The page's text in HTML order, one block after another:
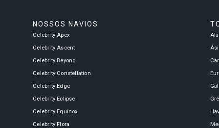
NOSSOS NAVIOS
Celebrity Apex
Celebrity Ascent
Celebrity Beyond
Celebrity Constellation
Celebrity Edge
Celebrity Eclipse
Celebrity Equinox
Celebrity Flora